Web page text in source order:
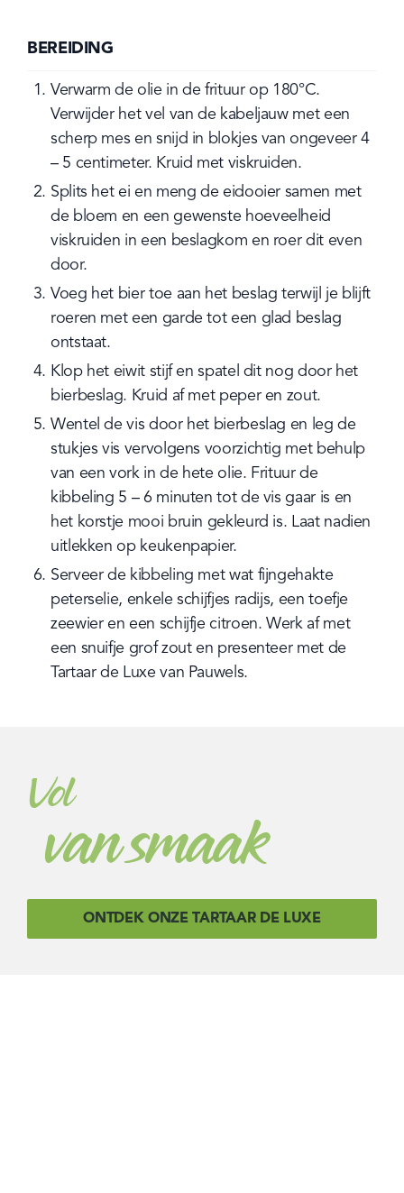
BEREIDING
Verwarm de olie in de frituur op 180°C.
Verwijder het vel van de kabeljauw met een
scherp mes en snijd in blokjes van ongeveer 4
– 5 centimeter. Kruid met viskruiden.
Splits het ei en meng de eidooier samen met
de bloem en een gewenste hoeveelheid
viskruiden in een beslagkom en roer dit even
door.
Voeg het bier toe aan het beslag terwijl je blijft
roeren met een garde tot een glad beslag
ontstaat.
Klop het eiwit stijf en spatel dit nog door het
bierbeslag. Kruid af met peper en zout.
Wentel de vis door het bierbeslag en leg de
stukjes vis vervolgens voorzichtig met behulp
van een vork in de hete olie. Frituur de
kibbeling 5 – 6 minuten tot de vis gaar is en
het korstje mooi bruin gekleurd is. Laat nadien
uitlekken op keukenpapier.
Serveer de kibbeling met wat fijngehakte
peterselie, enkele schijfjes radijs, een toefje
zeewier en een schijfje citroen. Werk af met
een snuifje grof zout en presenteer met de
Tartaar de Luxe van Pauwels.
Vol
van smaak
ONTDEK ONZE TARTAAR DE LUXE